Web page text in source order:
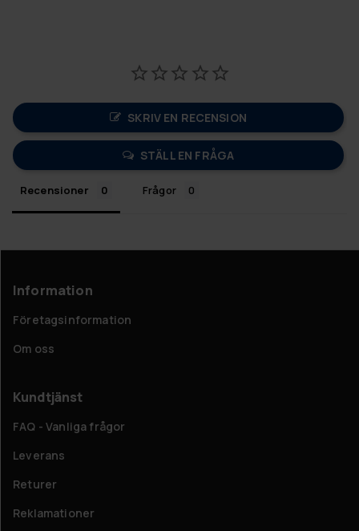
SKRIV EN RECENSION
STÄLL EN FRÅGA
Recensioner Frågor
Information
Företagsinformation
Om oss
Kundtjänst
FAQ - Vanliga frågor
Leverans
Returer
Reklamationer